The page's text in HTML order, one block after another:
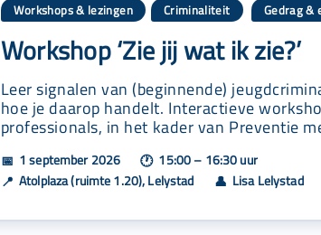
Workshops & lezingen Criminaliteit Gedrag &
Workshop ‘Zie jij wat ik zie?’
Leer signalen van (beginnende)
hoe je daarop handelt. Interactieve
professionals, in het kader van Preventie
📅 1 september 2026 🕐 15:00 – 16:30 uur
📍 Atolplaza (ruimte 1.20), Lelystad 👤 Lisa Lelystad